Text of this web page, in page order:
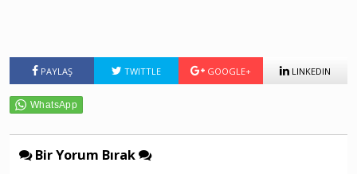
PAYLAŞ TWITTLE GOOGLE+ LINKEDIN
Bir Yorum Bırak